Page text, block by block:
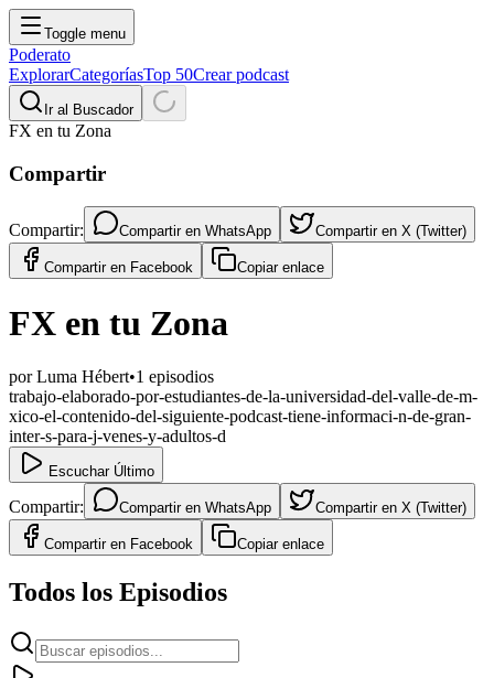
Toggle menu
Poderato
ExplorarCategoríasTop 50Crear podcast
Ir al Buscador
FX en tu Zona
Compartir
Compartir: Compartir en WhatsApp Compartir en X (Twitter)
Compartir en Facebook Copiar enlace
FX en tu Zona
porLuma Hébert•1 episodios
trabajo-elaborado-por-estudiantes-de-la-universidad-del-valle-de-m-
xico-el-contenido-del-siguiente-podcast-tiene-informaci-n-de-gran-
inter-s-para-j-venes-y-adultos-d
Escuchar Último
Compartir: Compartir en WhatsApp Compartir en X (Twitter)
Compartir en Facebook Copiar enlace
Todos los Episodios